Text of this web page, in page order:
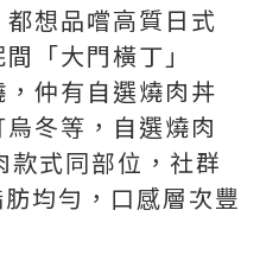
想品嚐高質日式
「大門橫丁」
仲有自選燒肉丼
冬等，自選燒肉
式同部位，社群
均勻，口感層次豐